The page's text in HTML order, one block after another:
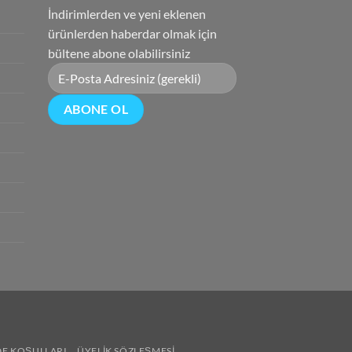
İndirimlerden ve yeni eklenen
ürünlerden haberdar olmak için
bültene abone olabilirsiniz